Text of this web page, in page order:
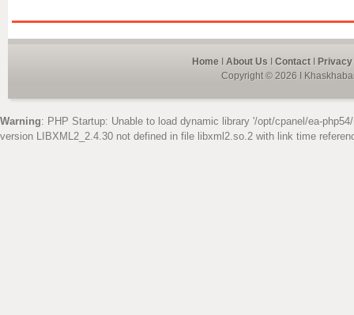
Home About Us Contact
Copyright © 2026 I
Warning: PHP Startup: Unable to load dynamic library '/opt/cpanel/ea-
version LIBXML2_2.4.30 not defined in file libxml2.so.2 with link time